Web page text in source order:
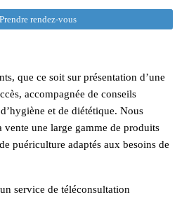
Prendre rendez-vous
que ce soit sur présentation d’une
accompagnée de conseils
et de diététique. Nous
vente une large gamme de produits
puériculture adaptés aux besoins de
service de téléconsultation